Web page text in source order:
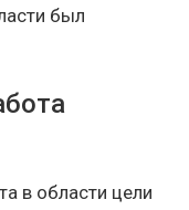
был
в области цели